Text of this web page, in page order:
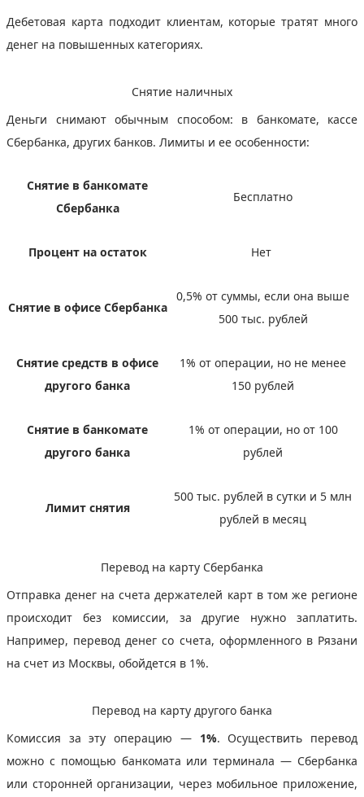
Дебетовая карта подходит клиентам, которые тратят много
денег на повышенных категориях.
Снятие наличных
Деньги снимают обычным способом: в банкомате, кассе
Сбербанка, других банков. Лимиты и ее особенности:
Снятие в банкомате
Сбербанка
Бесплатно
Процент на остаток Нет
Снятие в офисе Сбербанка
0,5% от суммы, если она выше
500 тыс. рублей
Снятие средств в офисе
другого банка
1% от операции, но не менее
150 рублей
Снятие в банкомате
другого банка
1% от операции, но от 100
рублей
Лимит снятия
500 тыс. рублей в сутки и 5 млн
рублей в месяц
Перевод на карту Сбербанка
Отправка денег на счета держателей карт в том же регионе
происходит без комиссии, за другие нужно заплатить.
Например, перевод денег со счета, оформленного в Рязани
на счет из Москвы, обойдется в 1%.
Перевод на карту другого банка
Комиссия за эту операцию — 1%. Осуществить перевод
можно с помощью банкомата или терминала — Сбербанка
или сторонней организации, через мобильное приложение,